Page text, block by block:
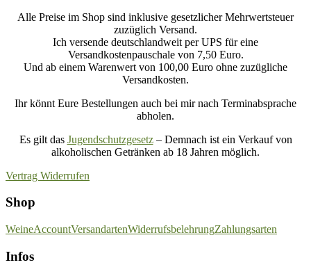
Alle Preise im Shop sind inklusive gesetzlicher Mehrwertsteuer
zuzüglich Versand.
Ich versende deutschlandweit per UPS für eine
Versandkostenpauschale von 7,50 Euro.
Und ab einem Warenwert von 100,00 Euro ohne zuzügliche
Versandkosten.
Ihr könnt Eure Bestellungen auch bei mir nach Terminabsprache
abholen.
Es gilt das Jugendschutzgesetz– Demnach ist ein Verkauf von
alkoholischen Getränken ab 18 Jahren möglich.
Vertrag Widerrufen
Shop
WeineAccountVersandartenWiderrufsbelehrungZahlungsarten
Infos